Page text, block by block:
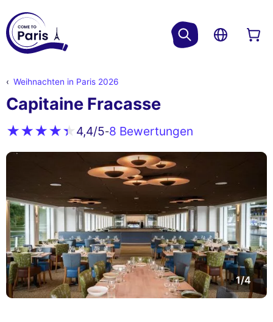
Weihnachten in Paris 2026
Capitaine Fracasse
4,4/5-8 Bewertungen
1/4